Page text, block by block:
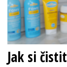
Jak si